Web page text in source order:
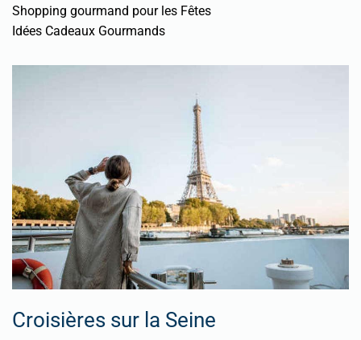
Shopping gourmand pour les Fêtes
Idées Cadeaux Gourmands
Croisières sur la Seine